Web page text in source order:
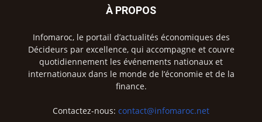
À PROPOS
Infomaroc, le portail d’actualités économiques des
Décideurs par excellence, qui accompagne et couvre
quotidiennement les événements nationaux et
internationaux dans le monde de l’économie et de la
finance.
Contactez-nous: contact@infomaroc.net